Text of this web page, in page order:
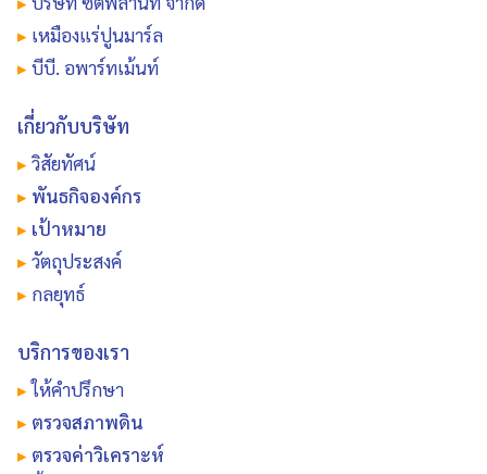
▸ เหมืองแร่ปูนมาร์ล
▸บีบี. อพาร์ทเม้นท์
เกี่ยวกับบริษัท
▸วิสัยทัศน์
▸ พันธกิจองค์กร
▸ เป้าหมาย
▸วัตถุประสงค์
▸ กลยุทธ์
บริการของเรา
▸ให้คำปรึกษา
▸ ตรวจสภาพดิน
▸ ตรวจค่าวิเคราะห์